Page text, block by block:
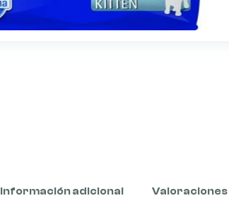
Información adicional Valoraciones